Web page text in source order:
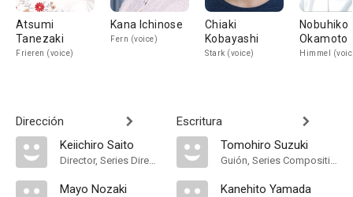
Atsumi
Tanezaki
Frieren (voice)
Kana Ichinose
Fern (voice)
Chiaki
Kobayashi
Stark (voice)
Nobuhiko
Okamoto
Himmel
Dirección
Keiichiro Saito
Director, Series Director
Mayo Nozaki
Escritura
Tomohiro Suzuki
Guión, Series Composition
Kanehito Yamada